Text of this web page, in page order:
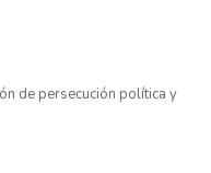
de persecución política y